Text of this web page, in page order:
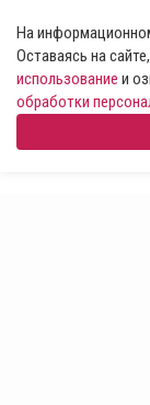
На
Оставаясь на
использование и
обработки